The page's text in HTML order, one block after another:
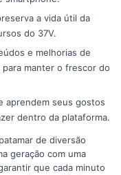
a vida útil da
do 37V.
e melhorias de
manter o frescor do
aprendem seus gostos
dentro da plataforma.
de diversão
geração com uma
que cada minuto